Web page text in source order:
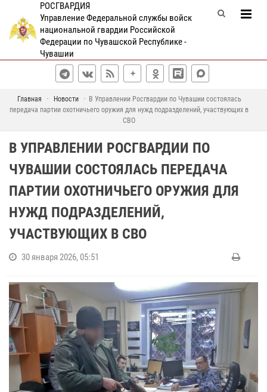
РОСГВАРДИЯ
Управление Федеральной службы войск
национальной гвардии Российской
Федерации по Чувашской Республике -
Чувашии
Главная Новости
В Управлении Росгвардии по Чувашии состоялась
передача партии охотничьего оружия для нужд подразделений, участвующих в
СВО
В УПРАВЛЕНИИ РОСГВАРДИИ ПО
ЧУВАШИИ СОСТОЯЛАСЬ ПЕРЕДАЧА
ПАРТИИ ОХОТНИЧЬЕГО ОРУЖИЯ ДЛЯ
НУЖД ПОДРАЗДЕЛЕНИЙ,
УЧАСТВУЮЩИХ В СВО
30 января 2026, 05:51